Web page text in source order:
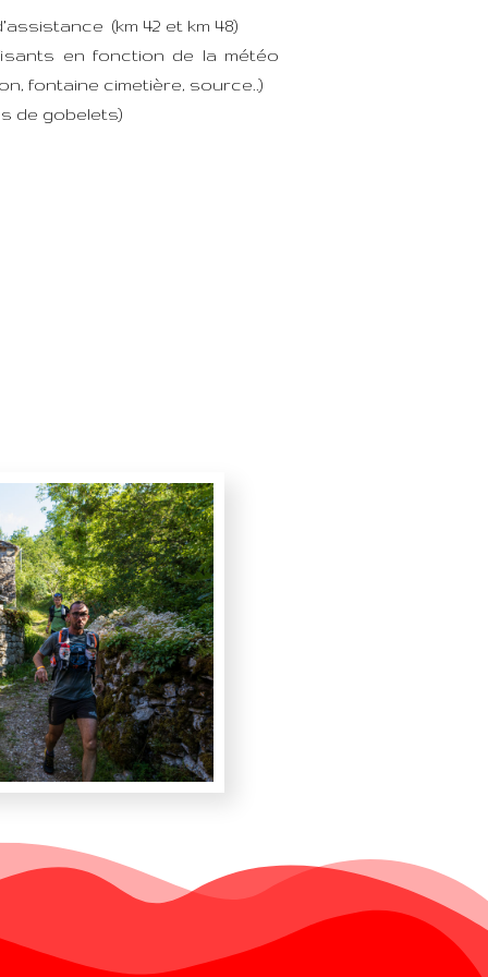
(km 42 et km 48)
en fonction de la météo
fontaine cimetière, source..)
de gobelets)